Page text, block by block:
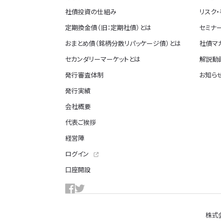
社債投資の仕組み
定期換金債（旧：定期社債）とは
おまとめ債（銘柄分散リパッケージ債）とは
セカンダリーマーケットとは
発行審査体制
発行実績
会社概要
代表ご挨拶
経営陣
ログイン
口座開設
リスク
セミナ
社債マ
解説動
お知ら
株式